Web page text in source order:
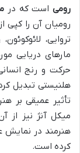
رومی است که در
رومیان آن را کپی
تروایی،
مارهای دریایی
حرکت و رنج
تأثیر عمیقی بر
میکل آنژ نیز از
هنرمند در نمایش
کرده است.